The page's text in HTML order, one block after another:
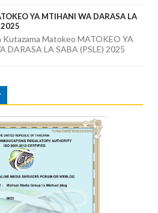
YA MTIHANI WA DARASA LA
2025
Kutazama Matokeo MATOKEO YA
DARASA LA SABA (PSLE) 2025